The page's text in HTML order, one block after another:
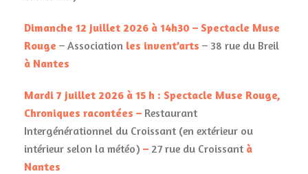
Dimanche 12 juillet 2026 à 14h30 – Spectacle Muse
Rouge – Association les invent’arts – 38 rue du Breil
à Nantes
Mardi 7 juillet 2026 à 15 h : Spectacle Muse Rouge,
Chroniques racontées – Restaurant
Intergénérationnel du Croissant (en extérieur ou
intérieur selon la météo) – 27 rue du Croissant à
Nantes